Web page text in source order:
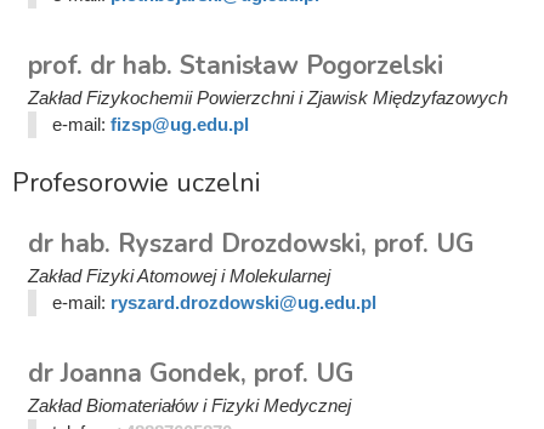
prof. dr hab. Stanisław Pogorzelski
Zakład Fizykochemii Powierzchni i Zjawisk Międzyfazowych
e-mail: fizsp@ug.edu.pl
Profesorowie uczelni
dr hab. Ryszard Drozdowski, prof. UG
Zakład Fizyki Atomowej i Molekularnej
e-mail: ryszard.drozdowski@ug.edu.pl
dr Joanna Gondek, prof. UG
Zakład Biomateriałów i Fizyki Medycznej